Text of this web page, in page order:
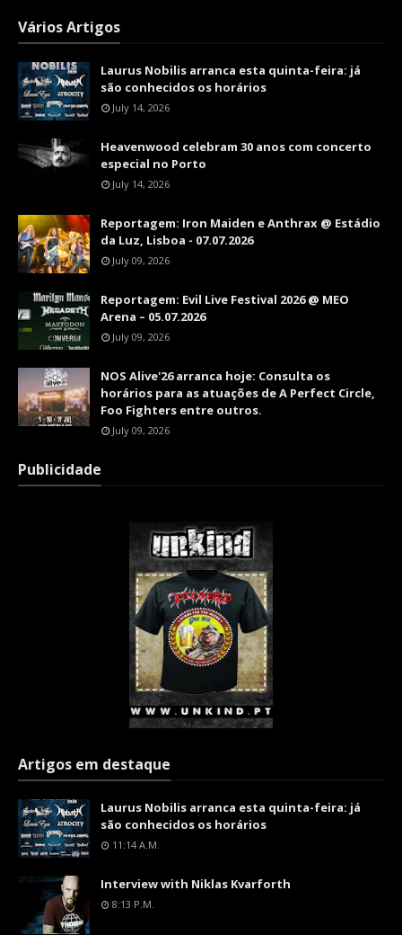
Vários Artigos
Laurus Nobilis arranca esta quinta-feira: já
são conhecidos os horários
July 14, 2026
Heavenwood celebram 30 anos com concerto
especial no Porto
July 14, 2026
Reportagem: Iron Maiden e Anthrax @ Estádio
da Luz, Lisboa - 07.07.2026
July 09, 2026
Reportagem: Evil Live Festival 2026 @ MEO
Arena – 05.07.2026
July 09, 2026
NOS Alive'26 arranca hoje: Consulta os
horários para as atuações de A Perfect Circle,
Foo Fighters entre outros.
July 09, 2026
Publicidade
Artigos em destaque
Laurus Nobilis arranca esta quinta-feira: já
são conhecidos os horários
11:14 A.m.
Interview with Niklas Kvarforth
8:13 P.m.